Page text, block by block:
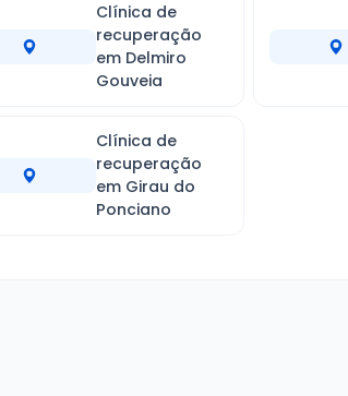
Clínica de
recuperação
em Delmiro
Gouveia
Clínica de
recuperação
em Girau do
Ponciano